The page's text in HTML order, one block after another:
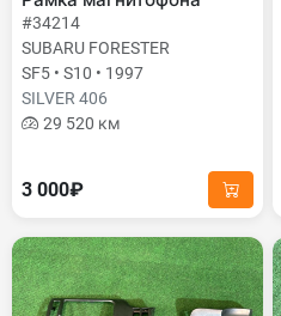
#34214
SUBARU FORESTER
SF5 • S10 • 1997
SILVER 406
29 520 км
3 000₽